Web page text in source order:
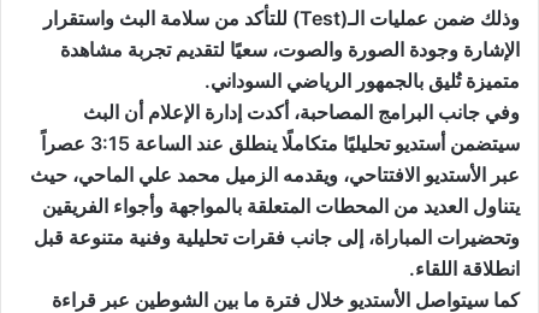
وذلك ضمن عمليات الـ(Test) للتأكد من سلامة البث واستقرار
الإشارة وجودة الصورة والصوت، سعيًا لتقديم تجربة مشاهدة
متميزة تُليق بالجمهور الرياضي السوداني.
وفي جانب البرامج المصاحبة، أكدت إدارة الإعلام أن البث
سيتضمن أستديو تحليليًا متكاملًا ينطلق عند الساعة 3:15 عصراً
عبر الأستديو الافتتاحي، ويقدمه الزميل محمد علي الماحي، حيث
يتناول العديد من المحطات المتعلقة بالمواجهة وأجواء الفريقين
وتحضيرات المباراة، إلى جانب فقرات تحليلية وفنية متنوعة قبل
انطلاقة اللقاء.
كما سيتواصل الأستديو خلال فترة ما بين الشوطين عبر قراءة